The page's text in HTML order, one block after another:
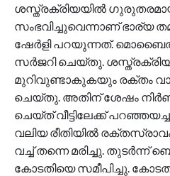
ശസ്ത്രക്രിയയില്‍
സംഭവിച്ചുവെന്നാണ് ഭാര്യ
ഷേർളി പറയുന്നത്. മൊബൈല്‍
സർജറി ചെയ്തു.
മുറിവുണ്ടാകുകയും രക്‌തം
ചെയ്തു‌. അതിന് ശേഷം
ചെയ്ത് വീട്ടിലേക്ക്
വലിയ രീതിയില്‍
വച്ച്‌ തന്നെ മരിച്ചു. തുടർന്ന്
കോടതിയെ സമീപിച്ചു. കോടതി